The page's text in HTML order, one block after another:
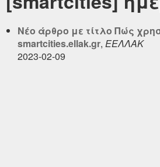
Νέο άρθρο με τίτλο Πώς
smartcities.ellak.gr, ΕΕΛΛΑΚ
2023-02-09